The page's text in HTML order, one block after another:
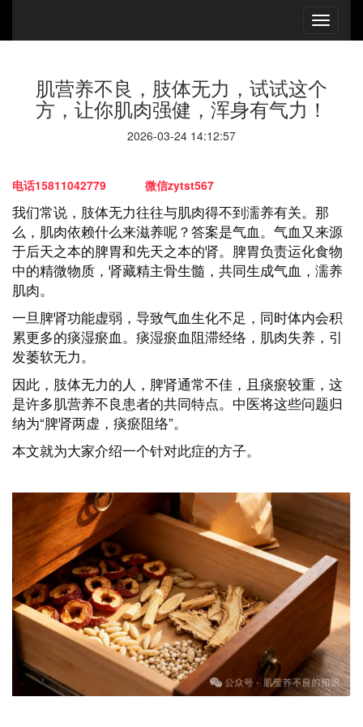
肌营养不良，肢体无力，试试这个
方，让你肌肉强健，浑身有气力！
2026-03-24 14:12:57
电话15811042779 微信zytst567
我们常说，肢体无力往往与肌肉得不到濡养有关。那
么，肌肉依赖什么来滋养呢？答案是气血。气血又来源
于后天之本的脾胃和先天之本的肾。脾胃负责运化食物
中的精微物质，肾藏精主骨生髓，共同生成气血，濡养
肌肉。
一旦脾肾功能虚弱，导致气血生化不足，同时体内会积
累更多的痰湿瘀血。痰湿瘀血阻滞经络，肌肉失养，引
发萎软无力。
因此，肢体无力的人，脾肾通常不佳，且痰瘀较重，这
是许多肌营养不良患者的共同特点。中医将这些问题归
纳为“脾肾两虚，痰瘀阻络”。
本文就为大家介绍一个针对此症的方子。